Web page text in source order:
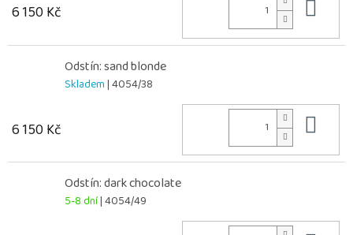
6 150 Kč
Odstín: sand blonde
Skladem| 4054/38
6 150 Kč
Odstín: dark chocolate
5-8 dní| 4054/49